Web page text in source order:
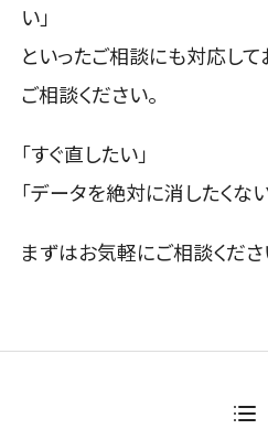
い」
といったご相談にも対応して
ご相談ください。
「すぐ直したい」
「データを絶対に消したくない
まずはお気軽にご相談くださ